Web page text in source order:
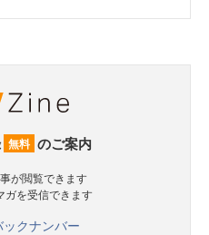
無料 のご案内
が閲覧できます
ガを受信できます
ックナンバー